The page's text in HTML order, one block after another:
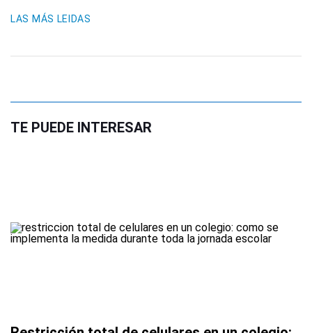
LAS MÁS LEIDAS
TE PUEDE INTERESAR